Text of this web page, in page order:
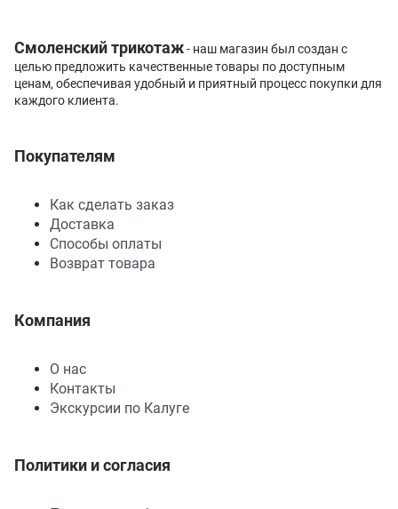
Смоленский трикотаж- наш магазин был создан с
целью предложить качественные товары по доступным
ценам, обеспечивая удобный и приятный процесс покупки для
каждого клиента.
Покупателям
Как сделать заказ
Доставка
Способы оплаты
Возврат товара
Компания
О нас
Контакты
Экскурсии по Калуге
Политики и согласия